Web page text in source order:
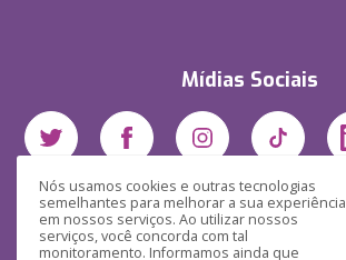
Nós usamos cookies e outras tecnologias
semelhantes para melhorar a sua experiência
em nossos serviços. Ao utilizar nossos
serviços, você concorda com tal
monitoramento. Informamos ainda que
Mídias Sociais